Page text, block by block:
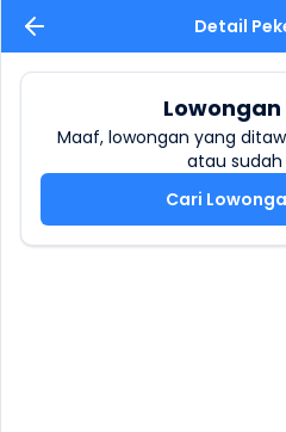
Detail
Maaf, lowongan yang
atau
Cari